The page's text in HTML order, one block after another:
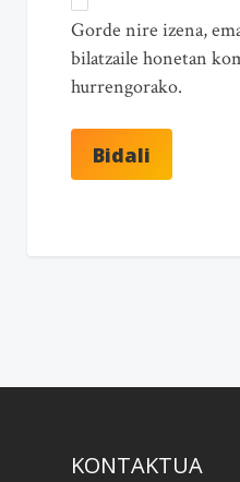
Gorde nire izena,
bilatzaile honetan
hurrengorako.
KONTAKTUA